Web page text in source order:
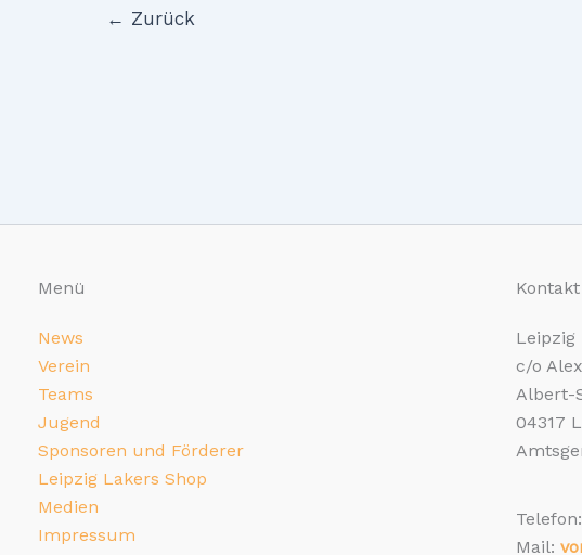
SSV
← Zurück
Menü
News
Verein
Teams
Jugend
Sponsoren und Förderer
Leipzig Lakers Shop
Medien
Impressum
Kontakt
Leipzig
c/o
Albert-
04317
Mail: